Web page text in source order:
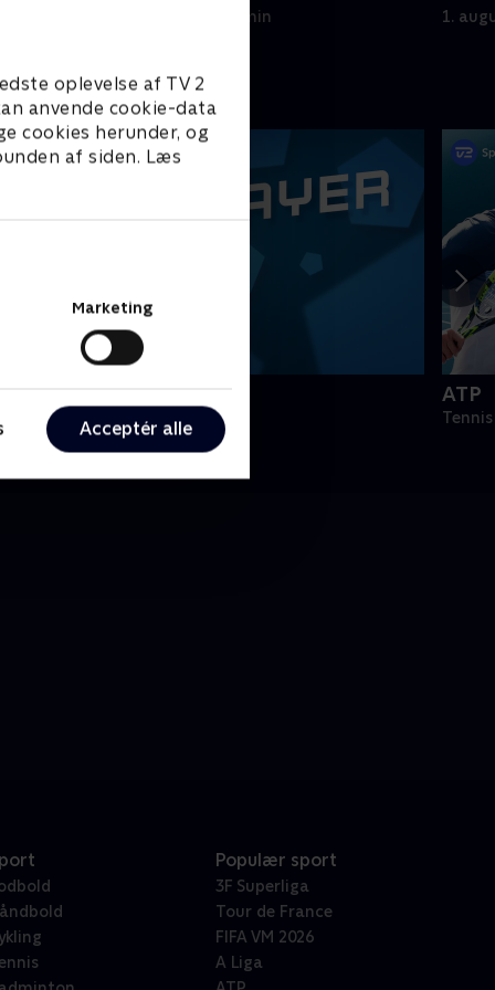
oplevelse af TV 2
anvende cookie-data
cookies herunder, og
af siden. Læs
Marketing
Acceptér alle
1. august 2026 • 4 min 1.
ATP
Tennis
Populær sport
3F Superliga
Tour de France
FIFA VM 2026
A Liga